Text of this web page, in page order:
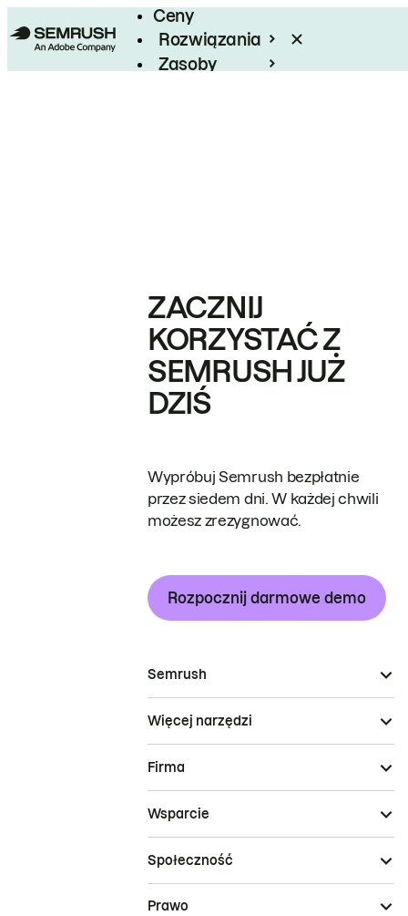
Ceny
Rozwiązania
Zasoby
ZACZNIJ
KORZYSTAĆ Z
SEMRUSH JUŻ
DZIŚ
Wypróbuj Semrush bezpłatnie
przez siedem dni. W każdej chwili
możesz zrezygnować.
Rozpocznij darmowe demo
Semrush
Więcej narzędzi
Firma
Wsparcie
Społeczność
Prawo